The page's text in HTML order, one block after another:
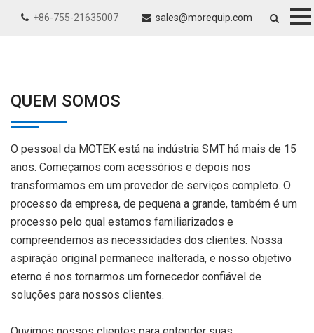
+86-755-21635007 sales@morequip.com
QUEM SOMOS
O pessoal da MOTEK está na indústria SMT há mais de 15
anos. Começamos com acessórios e depois nos
transformamos em um provedor de serviços completo. O
processo da empresa, de pequena a grande, também é um
processo pelo qual estamos familiarizados e
compreendemos as necessidades dos clientes. Nossa
aspiração original permanece inalterada, e nosso objetivo
eterno é nos tornarmos um fornecedor confiável de
soluções para nossos clientes.